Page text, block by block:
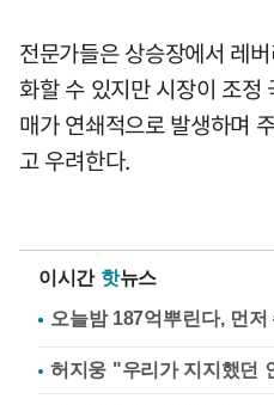
전문가들은 상승장에서 레
화할 수 있지만 시장이 조정
매가 연쇄적으로 발생하며
고 우려한다.
이시간 핫뉴스
허지웅 "우리가 지지했던